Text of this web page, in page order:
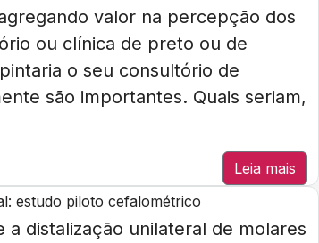
valor na percepção dos
ou clínica de preto ou de
o seu consultório de
são importantes. Quais seriam,
Leia mais
estudo piloto cefalométrico
distalização unilateral de molares